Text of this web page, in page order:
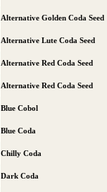
Alternative Golden Coda Seed
Alternative Lute Coda Seed
Alternative Red Coda Seed
Alternative Red Coda Seed
Blue Cobol
Blue Coda
Chilly Coda
Dark Coda